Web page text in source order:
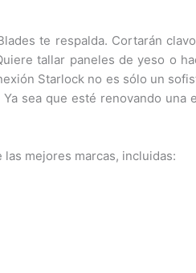
te respalda. Cortarán
tallar paneles de yeso o
Starlock no es sólo un
sea que esté renovando
mejores marcas, incluidas: